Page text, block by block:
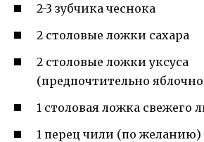
2-3 зубчика чеснока
2 столовые ложки сахара
2 столовые ложки уксуса
(предпочтительно
1 столовая ложка свежего
1 перец чили (по желанию)